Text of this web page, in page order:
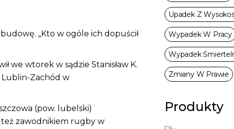
„Kto w ogóle ich dopuścił
we wtorek w sądzie Stanisław K.
Lublin-Zachód w
(pow. lubelski)
też zawodnikiem rugby w
Upadek Z
Wypadek W Pracy
Wypadek
Zmiany W Prawie
Produkty